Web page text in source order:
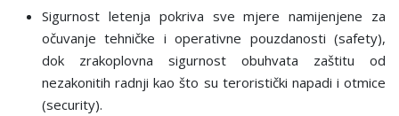
Sigurnost letenja pokriva sve mjere namijenjene za
očuvanje tehničke i operativne pouzdanosti (safety),
dok zrakoplovna sigurnost obuhvata zaštitu od
nezakonitih radnji kao što su teroristički napadi i otmice
(security).